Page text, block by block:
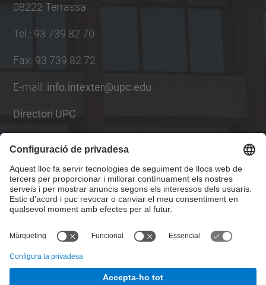
08222 Terrassa
Tel. : 93 739 82 70
Fax: 93 739 82 72
E-mail : info.intexter@upc.edu
Directori UPC
Llista Xarxes Socials
© UPCInstitut d'Investigació Tèxtil i Cooperació Industrial